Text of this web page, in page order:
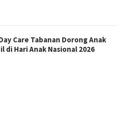
Care Tabanan Dorong Anak
di Hari Anak Nasional 2026